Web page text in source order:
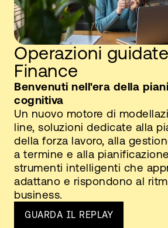
Operazioni
Finance
Benvenuti nell'era della
cognitiva
Un nuovo motore di
line, soluzioni dedicate alla
della forza lavoro, alla
a termine e alla
strumenti intelligenti che
adattano e rispondono al
business.
GUARDA IL REPLAY